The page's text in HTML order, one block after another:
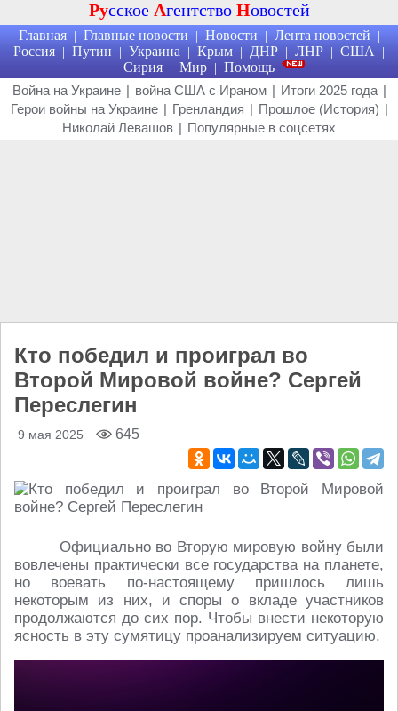
Русское Агентство Новостей
Главная | Главные новости | Новости | Лента новостей |
Россия | Путин | Украина | Крым | ДНР | ЛНР | США |
Сирия | Мир | Помощь
Война на Украине | война США с Ираном | Итоги 2025 года |
Герои войны на Украине | Гренландия | Прошлое (История) |
Николай Левашов | Популярные в соцсетях
Кто победил и проиграл во
Второй Мировой войне? Сергей
Переслегин
9 мая 2025 645
Официально во Вторую мировую войну были
вовлечены практически все государства на планете,
но воевать по-настоящему пришлось лишь
некоторым из них, и споры о вкладе участников
продолжаются до сих пор. Чтобы внести некоторую
ясность в эту сумятицу проанализируем ситуацию.